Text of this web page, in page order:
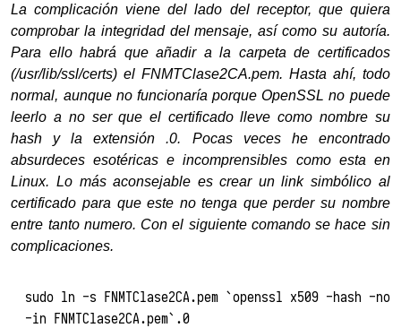
La complicación viene del lado del receptor, que quiera
comprobar la integridad del mensaje, así como su autoría.
Para ello habrá que añadir a la carpeta de certificados
(/usr/lib/ssl/certs) el FNMTClase2CA.pem. Hasta ahí, todo
normal, aunque no funcionaría porque OpenSSL no puede
leerlo a no ser que el certificado lleve como nombre su
hash y la extensión .0. Pocas veces he encontrado
absurdeces esotéricas e incomprensibles como esta en
Linux. Lo más aconsejable es crear un link simbólico al
certificado para que este no tenga que perder su nombre
entre tanto numero. Con el siguiente comando se hace sin
complicaciones.
sudo ln -s FNMTClase2CA.pem `openssl x509 -hash -
-in FNMTClase2CA.pem`.0